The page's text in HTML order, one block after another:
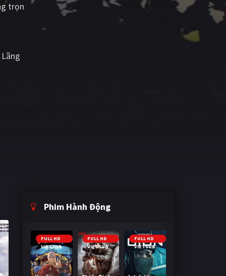
trọn
Phim Hành Động
FULL HD
VIETSUB
FULL HD
VIETSUB
FULL HD
VIETSUB